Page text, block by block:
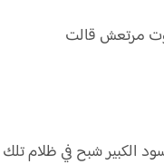
مرتعش قالت
شبح في ظلام